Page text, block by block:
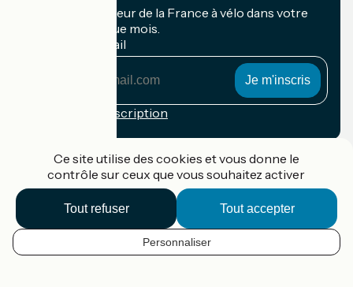
FR
Recevez le meilleur de la France à vélo dans votre
boîte mail chaque mois.
Mon adresse mail
Conditions d'inscription
Accueil Vélo Pro
Contact
Mentions légales
Ce site utilise des cookies et vous donne le
contrôle sur ceux que vous souhaitez activer
Tout accepter
Tout refuser
Personnaliser